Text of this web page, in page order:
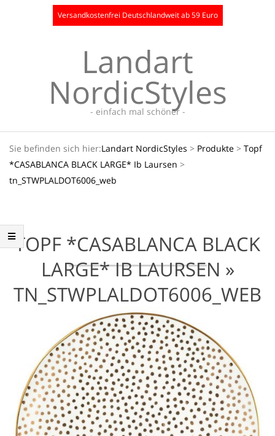
Versandkostenfrei Deutschlandweit ab 59 Euro
Landart
NordicStyles
- einfach mal schöner -
Navigation
Menu
Sie befinden sich hier:Landart NordicStyles > Produkte > Topf
*CASABLANCA BLACK LARGE* Ib Laursen >
tn_STWPLALDOT6006_web
TOPF *CASABLANCA BLACK
LARGE* IB LAURSEN »
TN_STWPLALDOT6006_WEB